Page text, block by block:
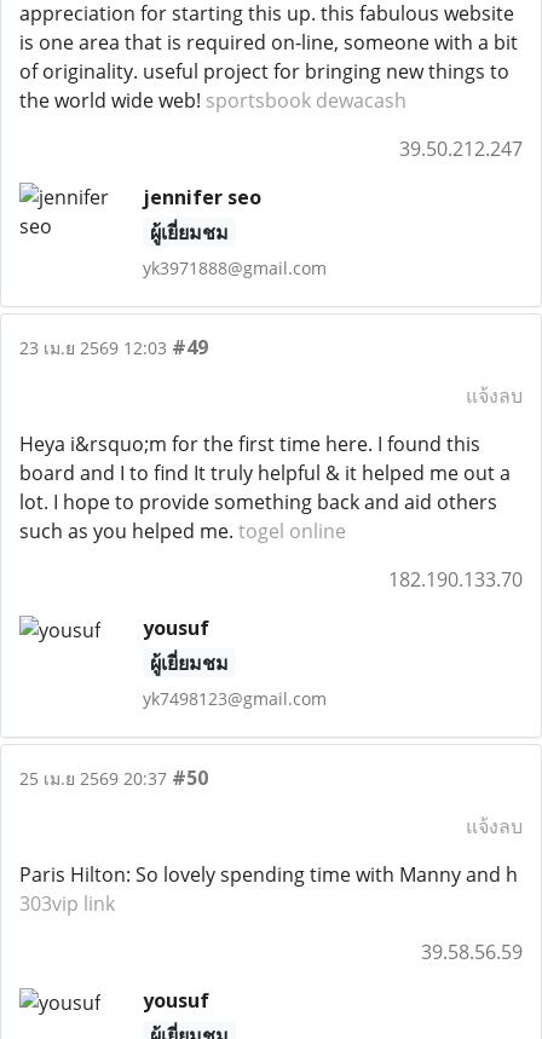
appreciation for starting this up. this fabulous website
is one area that is required on-line, someone with a bit
of originality. useful project for bringing new things to
the world wide web! sportsbook dewacash
39.50.212.247
jennifer seo
ผู้เยี่ยมชม
yk3971888@gmail.com
23 เม.ย 2569 12:03 #49
แจ้งลบ
Heya i&rsquo;m for the first time here. I found this
board and I to find It truly helpful & it helped me out a
lot. I hope to provide something back and aid others
such as you helped me. togel online
182.190.133.70
yousuf
ผู้เยี่ยมชม
yk7498123@gmail.com
25 เม.ย 2569 20:37 #50
แจ้งลบ
Paris Hilton: So lovely spending time with Manny and h
303vip link
39.58.56.59
yousuf